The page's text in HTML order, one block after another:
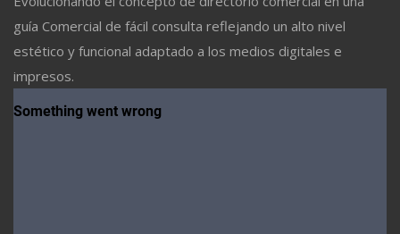
guía Comercial de fácil consulta reflejando un alto nivel
estético y funcional adaptado a los medios digitales e
impresos.